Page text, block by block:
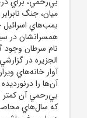
ميان، جنگ
بمب‌هاي اسرائيل
همسرانشان در
نام سرطان
الجزيره در
آوار خانه‌هاي
آن‌ها را
بي‌رحمي آن کمتر
که سال‌هاي